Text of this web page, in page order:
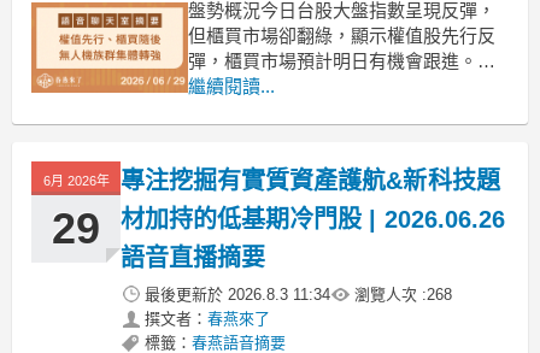
盤勢概況今日台股大盤指數呈現反彈，
但櫃買市場卻翻綠，顯示權值股先行反
彈，櫃買市場預計明日有機會跟進。春
燕提到韓國記憶體擴產的消息，認為半
出現反彈，許多相關個股已跌至不錯的
位階。春燕指出，由於櫃買市場今日翻
綠，因此今日選股數量不
繼續閱讀...
6月 2026年
29
專注挖掘有實質資產護航&新科技題
材加持的低基期冷門股 | 2026.06.26
語音直播摘要
最後更新於 2026.8.3 11:34 瀏覽人次 :268
撰文者： 春燕來了
標籤： 春燕語音摘要